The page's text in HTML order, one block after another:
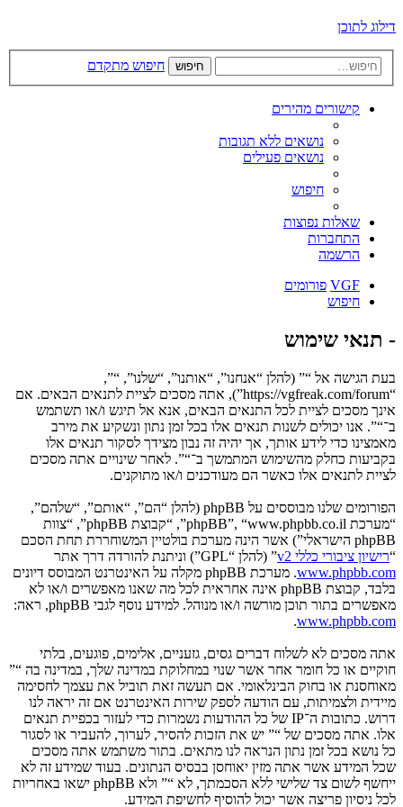
דילוג לתוכן
חיפוש חיפוש מתקדם
קישורים מהירים
נושאים ללא תגובות
נושאים פעילים
חיפוש
שאלות נפוצות
התחברות
הרשמה
VGF פורומים
חיפוש
- תנאי שימוש
בעת הגישה אל “” (להלן “אנחנו”, “אותנו”, “שלנו”, “”,
“https://vgfreak.com/forum”), אתה מסכים לציית לתנאים הבאים. אם
אינך מסכים לציית לכל התנאים הבאים, אנא אל תיגש ו/או תשתמש
ב־“”. אנו יכולים לשנות תנאים אלו בכל זמן נתון ונשקיע את מירב
מאמצינו כדי לידע אותך, אך יהיה זה נבון מצידך לסקור תנאים אלו
בקביעות כחלק מהשימוש המתמשך ב־“”. לאחר שינויים אתה מסכים
לציית לתנאים אלו כאשר הם מעודכנים ו/או מתוקנים.
הפורומים שלנו מבוססים על phpBB (להלן “הם”, “אותם”, “שלהם”,
“מערכת phpBB”, “www.phpbb.co.il”, “קבוצת phpBB”, “צוות
phpBB הישראלי”) אשר הינה מערכת בולטיין המשוחררת תחת הסכם
“רישיון ציבורי כללי v2
” (להלן “GPL”) וניתנת להורדה דרך אתר
www.phpbb.com
. מערכת phpBB מקלה על האינטרנט המבוסס דיונים
בלבד, קבוצת phpBB אינה אחראית לכל מה שאנו מאפשרים ו/או לא
מאפשרים בתור תוכן מורשה ו/או מנוהל. למידע נוסף לגבי phpBB, ראה:
www.phpbb.com
.
אתה מסכים לא לשלוח דברים גסים, גזעניים, אלימים, פוגעים, בלתי
חוקיים או כל חומר אחר אשר שנוי במחלוקת במדינה שלך, במדינה בה “”
מאוחסנת או בחוק הבינלאומי. אם תעשה זאת תוביל את עצמך לחסימה
מיידית ולצמיתות, עם הודעה לספק שירות האינטרנט אם זה יראה לנו
דרוש. כתובות ה־IP של כל ההודעות נשמרות כדי לעזור בכפיית תנאים
אלו. אתה מסכים של “” יש את הזכות להסיר, לערוך, להעביר או לסגור
כל נושא בכל זמן נתון הנראה לנו מתאים. בתור משתמש אתה מסכים
שכל המידע אשר אתה מזין יאוחסן בבסיס הנתונים. בעוד שמידע זה לא
ייחשף לשום צד שלישי ללא הסכמתך, לא “” ולא phpBB ישאו באחריות
לכל ניסיון פריצה אשר יכול להוסיף לחשיפת המידע.